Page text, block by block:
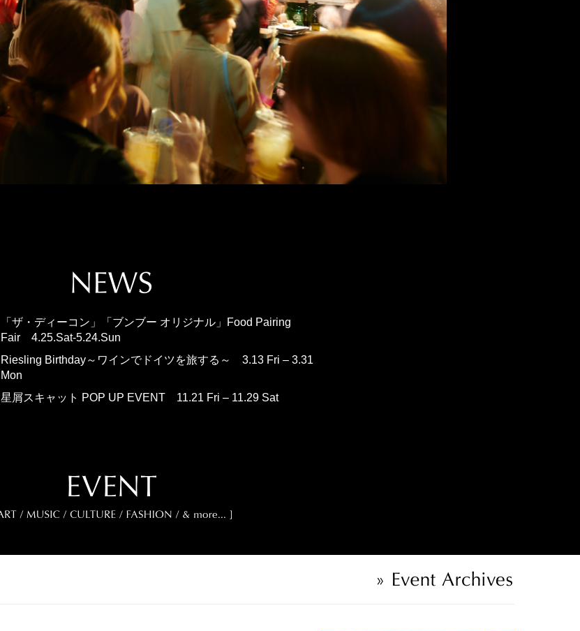
「ザ・ディーコン」「ブンブー オリジナル」Food Pairing
Fair 4.25.Sat-5.24.Sun
Riesling Birthday～ワインでドイツを旅する～ 3.13 Fri – 3.31
Mon
星屑スキャット POP UP EVENT 11.21 Fri – 11.29 Sat